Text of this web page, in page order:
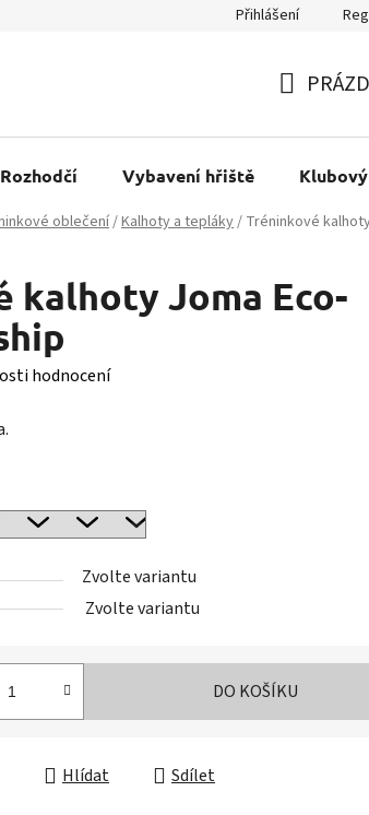
Přihlášení
KOŠÍK
Rozhodčí Vybavení hřiště
oblečení/Kalhoty a tepláky/ Tréninkové
kalhoty Joma Eco-
hodnocení
Zvolte variantu
Zvolte variantu
DO KOŠÍKU
Hlídat Sdílet